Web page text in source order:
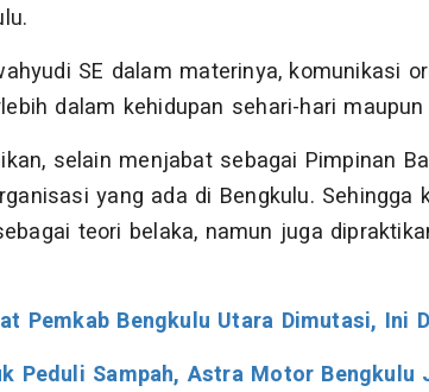
SE dalam materinya, komunikasi
dalam kehidupan sehari-hari
selain menjabat sebagai Pimpinan
yang ada di Bengkulu. Sehingga
teori belaka, namun juga
Pemkab Bengkulu Utara Dimutasi, Ini
Peduli Sampah, Astra Motor Bengkulu